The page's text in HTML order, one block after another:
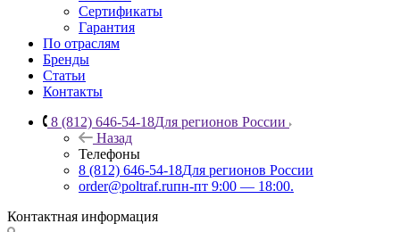
Сертификаты
Гарантия
По отраслям
Бренды
Статьи
Контакты
8 (812) 646-54-18Для регионов России
Назад
Телефоны
8 (812) 646-54-18Для регионов России
order@poltraf.ruпн-пт 9:00 — 18:00.
Контактная информация